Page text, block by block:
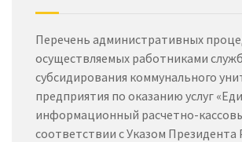
Перечень административных
осуществляемых работниками
субсидирования коммунального
предприятия по оказанию услуг
информационный расчетно-
соответствии с Указом Президента